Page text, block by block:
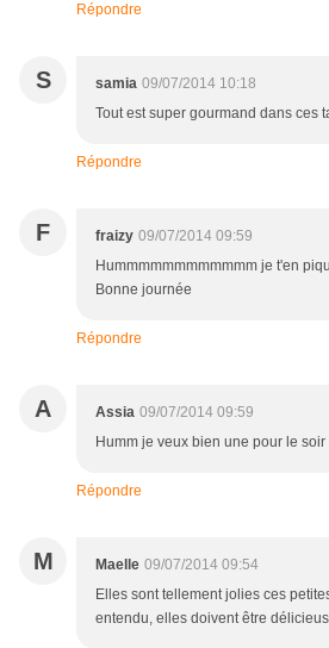
Répondre
S samia 09/07/2014 10:18
Tout est super gourmand dans ces
Répondre
F fraizy 09/07/2014 09:59
Hummmmmmmmmmmm je t'en
Bonne journée
Répondre
A Assia 09/07/2014 09:59
Humm je veux bien une pour le
Répondre
M Maelle 09/07/2014 09:54
Elles sont tellement jolies ces
entendu, elles doivent être